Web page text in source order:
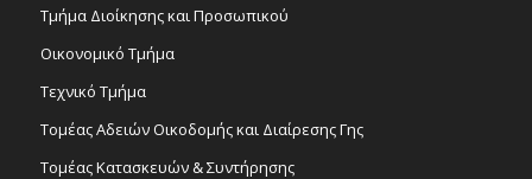
Τμήμα Διοίκησης και Προσωπικού
Οικονομικό Τμήμα
Τεχνικό Τμήμα
Τομέας Αδειών Οικοδομής και Διαίρεσης Γης
Τομέας Κατασκευών & Συντήρησης